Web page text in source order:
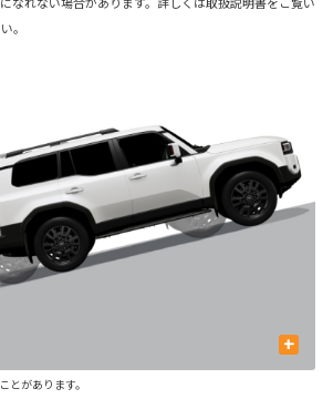
。
+
とがあります。